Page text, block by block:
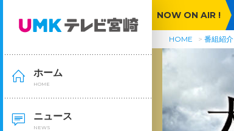
ホーム
HOME
ニュース
NEWS
NOW ON AIR !
HOME 番組紹介